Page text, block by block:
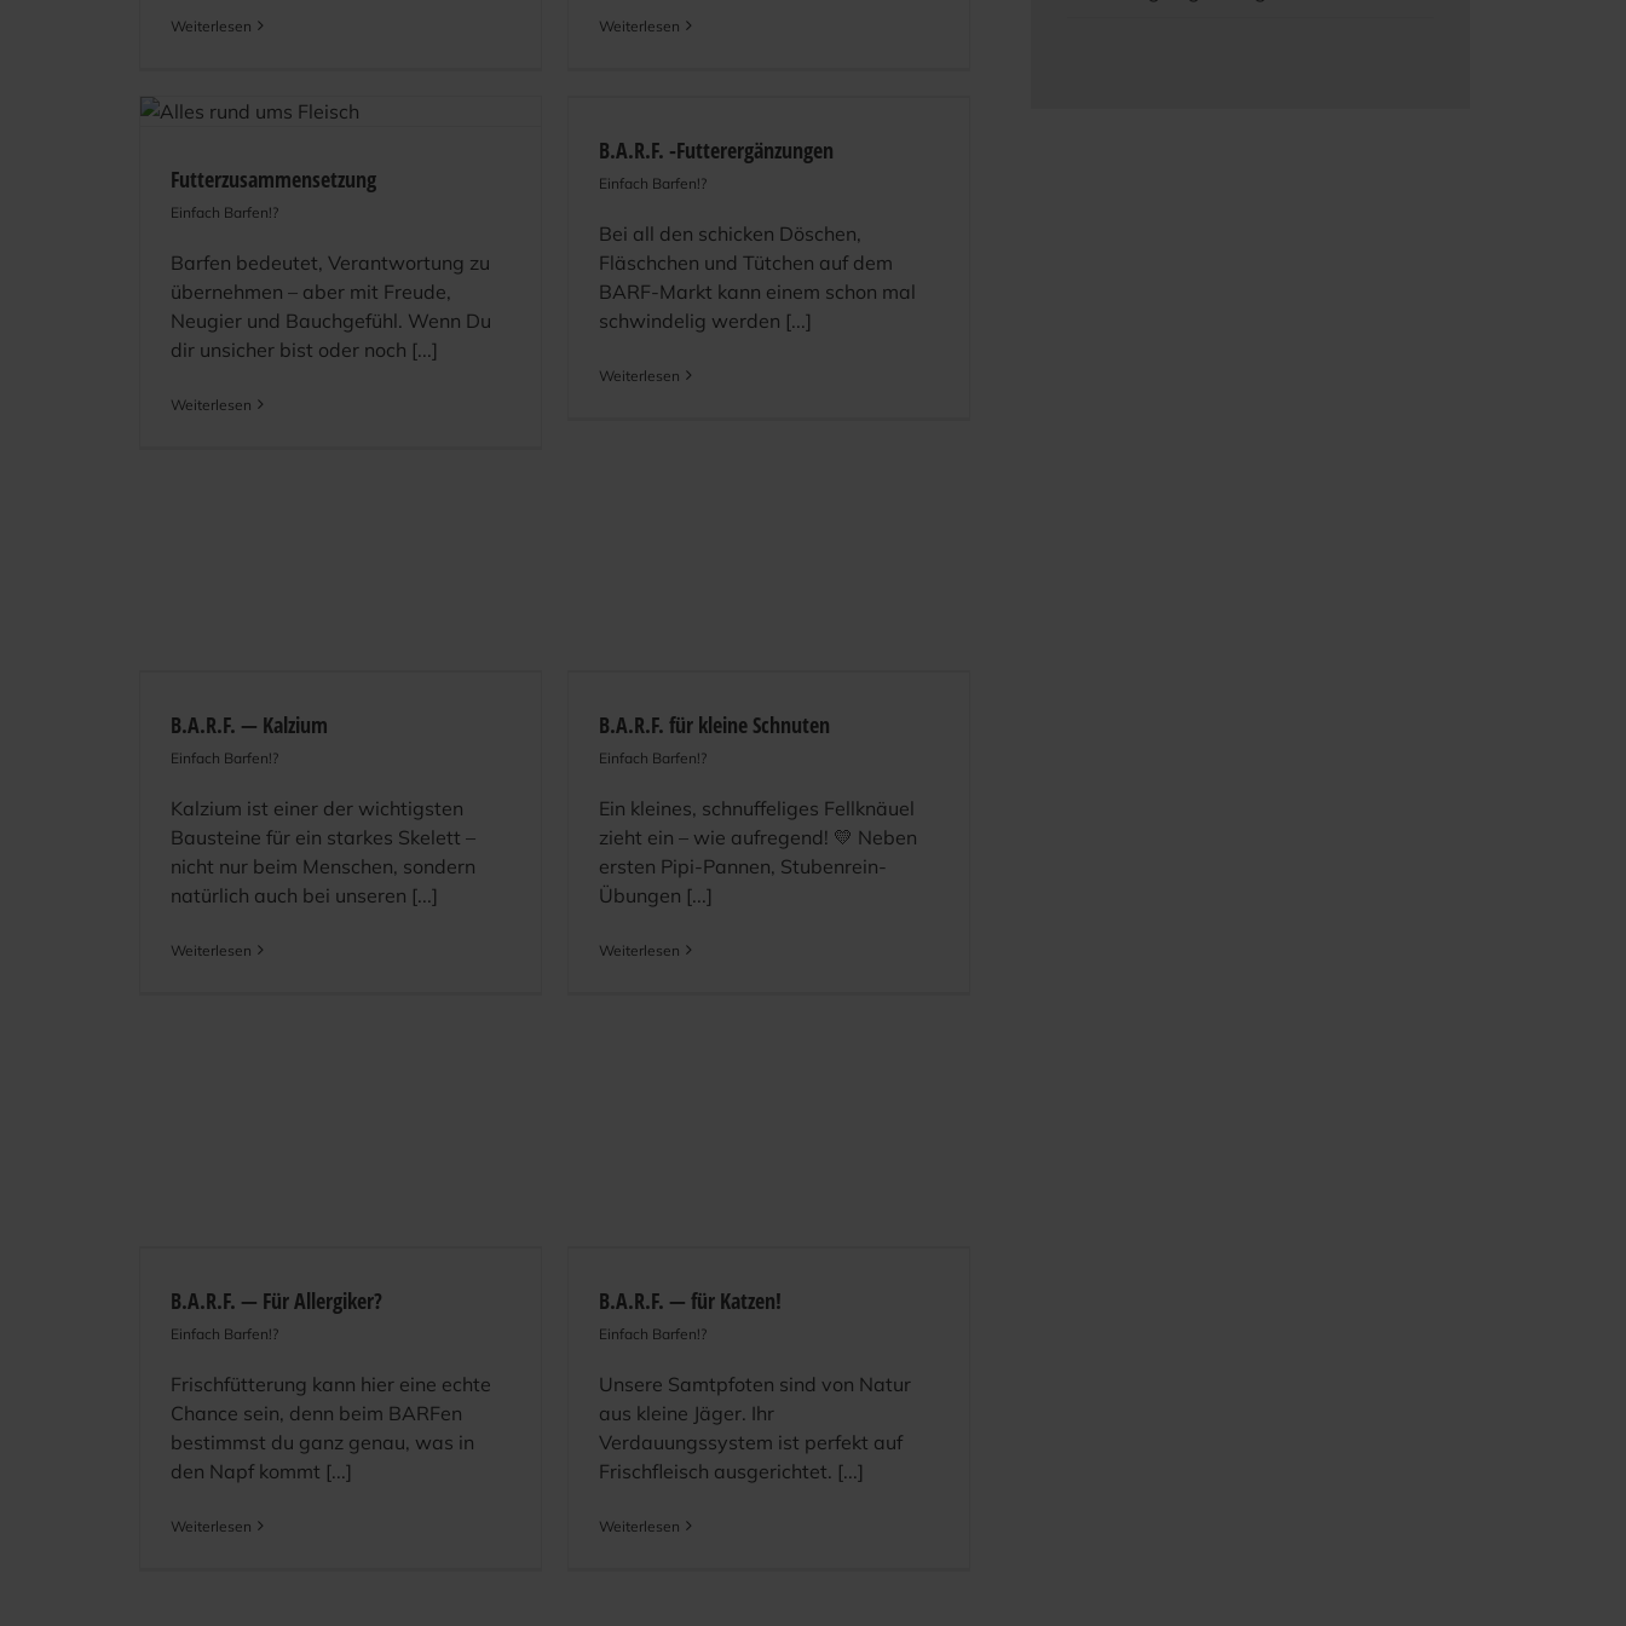
Weiterlesen
Weiterlesen
Futterzusammensetzung
Einfach Barfen!?
Barfen bedeutet, Verantwortung zu
übernehmen – aber mit Freude,
Neugier und Bauchgefühl. Wenn Du
dir unsicher bist oder noch [...]
Weiterlesen
B.A.R.F. ‑Futterergänzungen
Einfach Barfen!?
Bei all den schicken Döschen,
Fläschchen und Tütchen auf dem
BARF-Markt kann einem schon mal
schwindelig werden [...]
Weiterlesen
B.A.R.F. — Kalzium
Einfach Barfen!?
Kalzium ist einer der wichtigsten
Bausteine für ein starkes Skelett –
nicht nur beim Menschen, sondern
natürlich auch bei unseren [...]
Weiterlesen
B.A.R.F. für kleine Schnuten
Einfach Barfen!?
Ein kleines, schnuffeliges Fellknäuel
zieht ein – wie aufregend! 💛 Neben
ersten Pipi-Pannen, Stubenrein-
Übungen [...]
Weiterlesen
B.A.R.F. — Für Allergiker?
Einfach Barfen!?
Frischfütterung kann hier eine echte
Chance sein, denn beim BARFen
bestimmst du ganz genau, was in
den Napf kommt [...]
Weiterlesen
B.A.R.F. — für Katzen!
Einfach Barfen!?
Unsere Samtpfoten sind von Natur
aus kleine Jäger. Ihr
Verdauungssystem ist perfekt auf
Frischfleisch ausgerichtet. [...]
Weiterlesen